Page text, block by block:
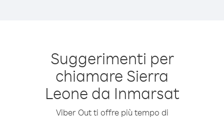
Suggerimenti per
chiamare Sierra
Leone da Inmarsat
Viber Out ti offre più tempo di